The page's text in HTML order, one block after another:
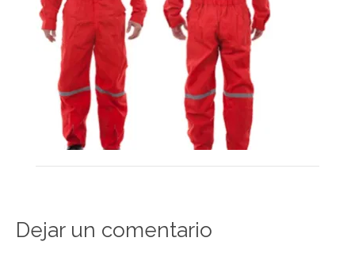
Dejar un comentario